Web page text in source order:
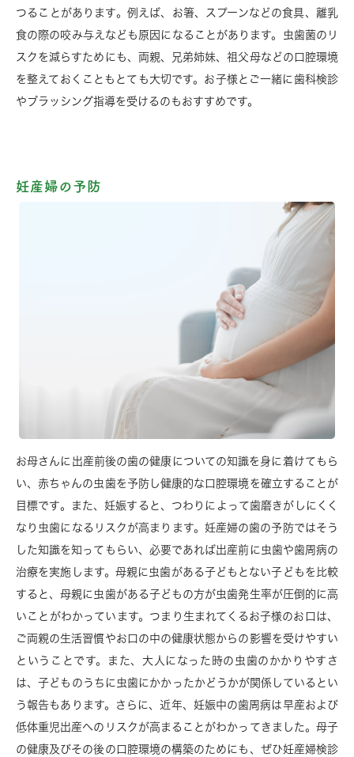
つることがあります。例えば、お箸、スプーンなどの食具、離乳
食の際の咬み与えなども原因になることがあります。虫歯菌のリ
スクを減らすためにも、両親、兄弟姉妹、祖父母などの口腔環境
を整えておくこともとても大切です。お子様とご一緒に歯科検診
やブラッシング指導を受けるのもおすすめです。
妊産婦の予防
お母さんに出産前後の歯の健康についての知識を身に着けてもら
い、赤ちゃんの虫歯を予防し健康的な口腔環境を確立することが
目標です。また、妊娠すると、つわりによって歯磨きがしにくく
なり虫歯になるリスクが高まります。妊産婦の歯の予防ではそう
した知識を知ってもらい、必要であれば出産前に虫歯や歯周病の
治療を実施します。母親に虫歯がある子どもとない子どもを比較
すると、母親に虫歯がある子どもの方が虫歯発生率が圧倒的に高
いことがわかっています。つまり生まれてくるお子様のお口は、
ご両親の生活習慣やお口の中の健康状態からの影響を受けやすい
ということです。また、大人になった時の虫歯のかかりやすさ
は、子どものうちに虫歯にかかったかどうかが関係しているとい
う報告もあります。さらに、近年、妊娠中の歯周病は早産および
低体重児出産へのリスクが高まることがわかってきました。母子
の健康及びその後の口腔環境の構築のためにも、ぜひ妊産婦検診